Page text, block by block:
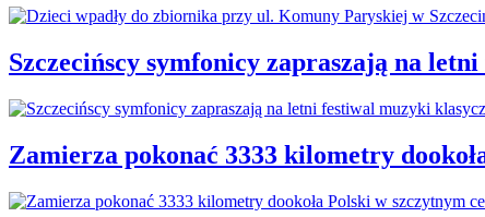
Szczecińscy symfonicy zapraszają na
Zamierza pokonać 3333 kilometry